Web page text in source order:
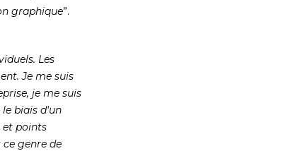
graphique”.
Les
Je me suis
je me suis
biais d'un
et points
genre de